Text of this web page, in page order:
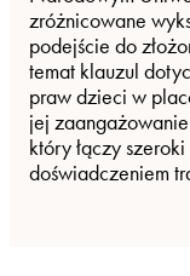
zróżnicowane
podejście do
temat klauzul
praw dzieci w
jej
który łączy
doświadczeniem